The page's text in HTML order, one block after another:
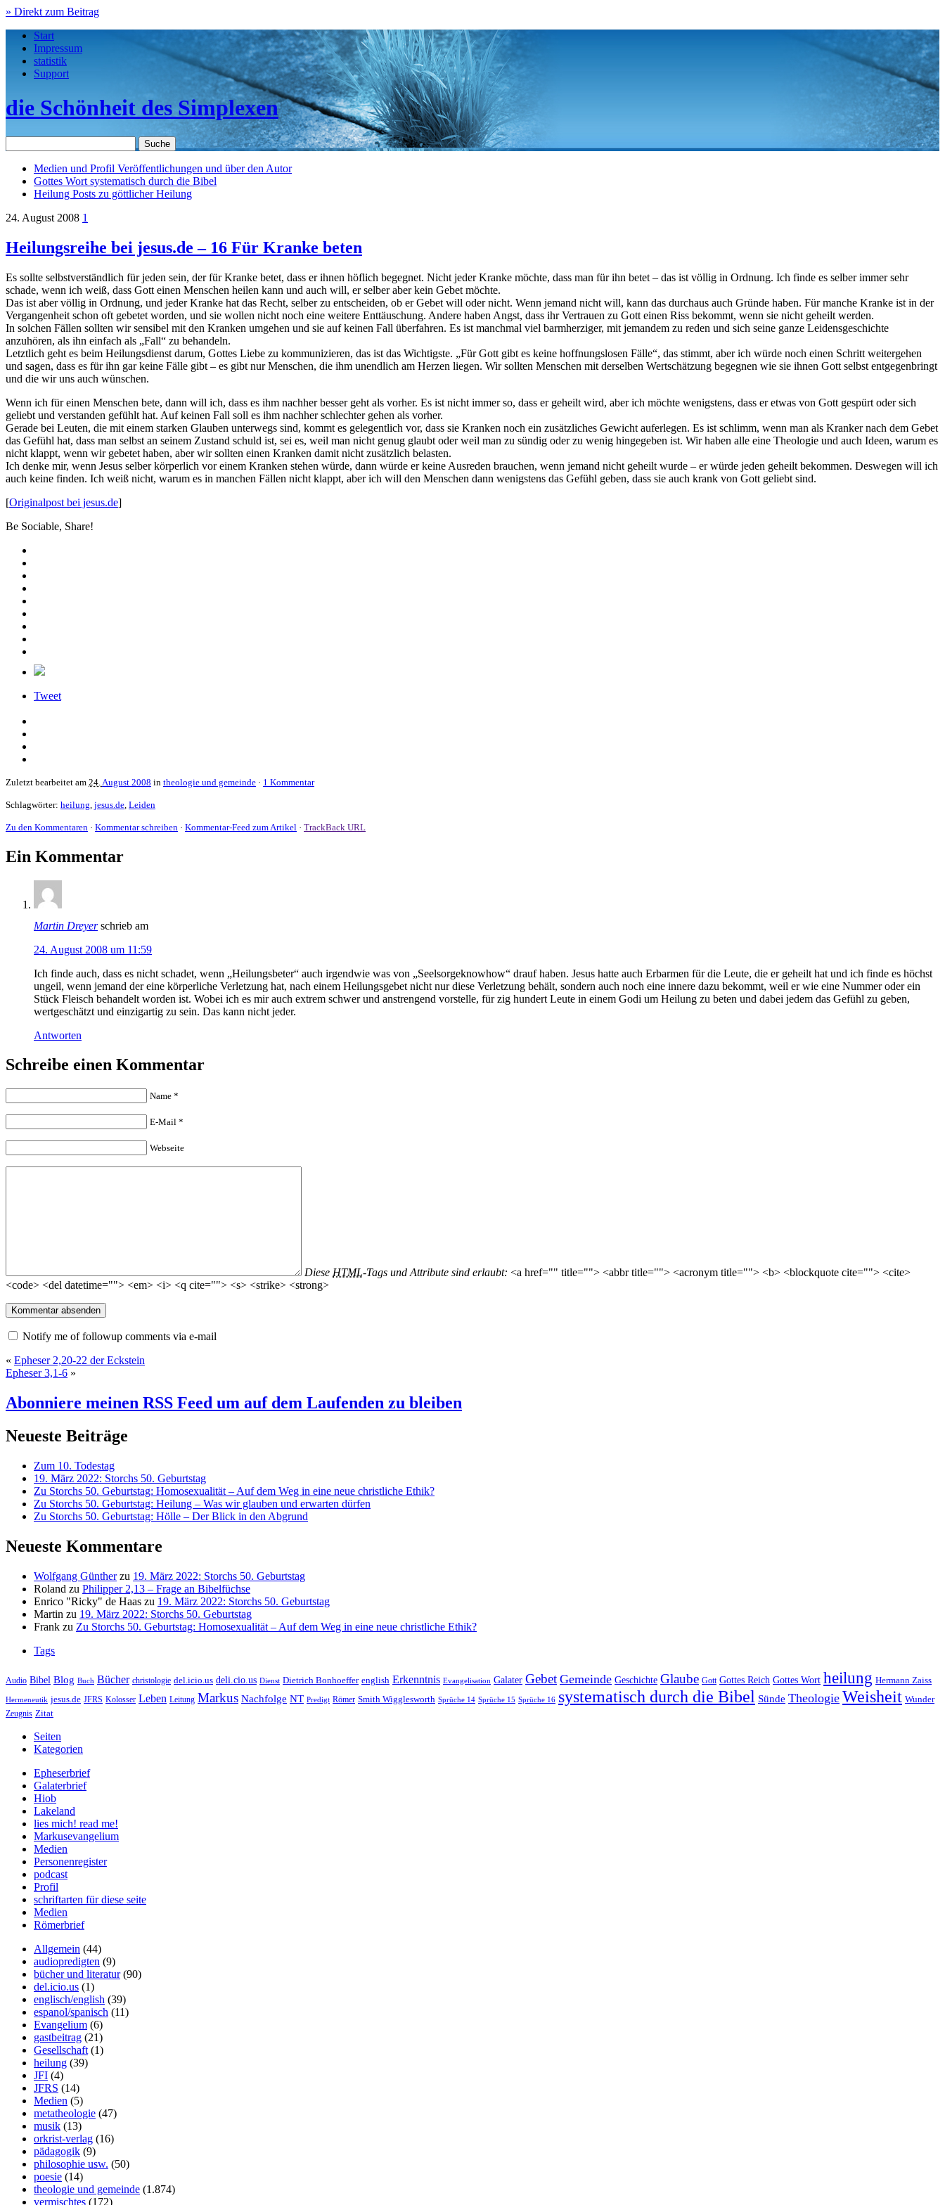
» Direkt zum Beitrag
Start
Impressum
statistik
Support
die Schönheit des Simplexen
Medien und Profil Veröffentlichungen und über den Autor
Gottes Wort systematisch durch die Bibel
Heilung Posts zu göttlicher Heilung
24. August 2008 1
Heilungsreihe bei jesus.de – 16 Für Kranke beten
Es sollte selbstverständlich für jeden sein, der für Kranke betet, dass er ihnen höflich begegnet. Nicht jeder Kranke möchte, dass man für ihn betet – das ist völlig in Ordnung. Ich finde es selber immer sehr
schade, wenn ich weiß, dass Gott einen Menschen heilen kann und auch will, er selber aber kein Gebet möchte.
Das ist aber völlig in Ordnung, und jeder Kranke hat das Recht, selber zu entscheiden, ob er Gebet will oder nicht. Wenn jemand nicht will, kann das durchaus auch Gründe haben. Für manche Kranke ist in der
Vergangenheit schon oft gebetet worden, und sie wollen nicht noch eine weitere Enttäuschung. Andere haben Angst, dass ihr Vertrauen zu Gott einen Riss bekommt, wenn sie nicht geheilt werden.
In solchen Fällen sollten wir sensibel mit den Kranken umgehen und sie auf keinen Fall überfahren. Es ist manchmal viel barmherziger, mit jemandem zu reden und sich seine ganze Leidensgeschichte
anzuhören, als ihn einfach als „Fall“ zu behandeln.
Letztlich geht es beim Heilungsdienst darum, Gottes Liebe zu kommunizieren, das ist das Wichtigste. „Für Gott gibt es keine hoffnungslosen Fälle“, das stimmt, aber ich würde noch einen Schritt weitergehen
und sagen, dass es für ihn gar keine Fälle gibt – es gibt nur Menschen, die ihm unendlich am Herzen liegen. Wir sollten Menschen mit derselben Wertschätzung begegnen wie sie ihnen Gott selbst entgegenbringt
und die wir uns auch wünschen.
Wenn ich für einen Menschen bete, dann will ich, dass es ihm nachher besser geht als vorher. Es ist nicht immer so, dass er geheilt wird, aber ich möchte wenigstens, dass er etwas von Gott gespürt oder sich
geliebt und verstanden gefühlt hat. Auf keinen Fall soll es ihm nachher schlechter gehen als vorher.
Gerade bei Leuten, die mit einem starken Glauben unterwegs sind, kommt es gelegentlich vor, dass sie Kranken noch ein zusätzliches Gewicht auferlegen. Es ist schlimm, wenn man als Kranker nach dem Gebet
das Gefühl hat, dass man selbst an seinem Zustand schuld ist, sei es, weil man nicht genug glaubt oder weil man zu sündig oder zu wenig hingegeben ist. Wir haben alle eine Theologie und auch Ideen, warum es
nicht klappt, wenn wir gebetet haben, aber wir sollten einen Kranken damit nicht zusätzlich belasten.
Ich denke mir, wenn Jesus selber körperlich vor einem Kranken stehen würde, dann würde er keine Ausreden brauchen, wenn jemand nicht geheilt wurde – er würde jeden geheilt bekommen. Deswegen will ich
auch keine finden. Ich weiß nicht, warum es in manchen Fällen nicht klappt, aber ich will den Menschen dann wenigstens das Gefühl geben, dass sie auch krank von Gott geliebt sind.
[Originalpost bei jesus.de]
Be Sociable, Share!
Tweet
Zuletzt bearbeitet am 24. August 2008 in theologie und gemeinde · 1 Kommentar
Schlagwörter: heilung jesus.de Leiden
Zu den Kommentaren · Kommentar schreiben · Kommentar-Feed zum Artikel · TrackBack URL
Ein Kommentar
Martin Dreyer schrieb am
24. August 2008 um 11:59
Ich finde auch, dass es nicht schadet, wenn „Heilungsbeter“ auch irgendwie was von „Seelsorgeknowhow“ drauf haben. Jesus hatte auch Erbarmen für die Leute, die er geheilt hat und ich finde es höchst
ungeil, wenn jemand der eine körperliche Verletzung hat, nach einem Heilungsgebet nicht nur diese Verletzung behält, sondern auch noch eine innere dazu bekommt, weil er wie eine Nummer oder ein
Stück Fleisch behandelt worden ist. Wobei ich es mir auch extrem schwer und anstrengend vorstelle, für zig hundert Leute in einem Godi um Heilung zu beten und dabei jedem das Gefühl zu geben,
wertgeschätzt und einzigartig zu sein. Das kann nicht jeder.
Antworten
Schreibe einen Kommentar
Name *
E-Mail *
Webseite
Diese HTML-Tags und Attribute sind erlaubt: <a href="" title=""> <abbr title=""> <acronym title=""> <b> <blockquote cite=""> <cite>
<code> <del datetime=""> <em> <i> <q cite=""> <s> <strike> <strong>
Notify me of followup comments via e-mail
« Epheser 2,20-22 der Eckstein
Epheser 3,1-6 »
Abonniere meinen RSS Feed um auf dem Laufenden zu bleiben
Neueste Beiträge
Zum 10. Todestag
19. März 2022: Storchs 50. Geburtstag
Zu Storchs 50. Geburtstag: Homosexualität – Auf dem Weg in eine neue christliche Ethik?
Zu Storchs 50. Geburtstag: Heilung – Was wir glauben und erwarten dürfen
Zu Storchs 50. Geburtstag: Hölle – Der Blick in den Abgrund
Neueste Kommentare
Wolfgang Güntherzu 19. März 2022: Storchs 50. Geburtstag
Roland zu Philipper 2,13 – Frage an Bibelfüchse
Enrico "Ricky" de Haas zu 19. März 2022: Storchs 50. Geburtstag
Martin zu 19. März 2022: Storchs 50. Geburtstag
Frank zu Zu Storchs 50. Geburtstag: Homosexualität – Auf dem Weg in eine neue christliche Ethik?
Tags
Audio Bibel Blog Buch Bücher christologie del.icio.us deli.cio.us Dienst Dietrich Bonhoeffer english Erkenntnis Evangelisation Galater Gebet Gemeinde Geschichte Glaube Gott Gottes Reich Gottes Wort heilung Hermann Zaiss
Hermeneutik jesus.de JFRS Kolosser Leben Leitung Markus Nachfolge NT Predigt Römer Smith Wigglesworth Sprüche 14 Sprüche 15 Sprüche 16 systematisch durch die Bibel Sünde Theologie Weisheit Wunder
Zeugnis Zitat
Seiten
Kategorien
Epheserbrief
Galaterbrief
Hiob
Lakeland
lies mich! read me!
Markusevangelium
Medien
Personenregister
podcast
Profil
schriftarten für diese seite
Medien
Römerbrief
Allgemein (44)
audiopredigten (9)
bücher und literatur(90)
del.icio.us (1)
englisch/english (39)
espanol/spanisch (11)
Evangelium (6)
gastbeitrag (21)
Gesellschaft (1)
heilung (39)
JFI (4)
JFRS (14)
Medien (5)
metatheologie (47)
musik (13)
orkrist-verlag (16)
pädagogik (9)
philosophie usw. (50)
poesie (14)
theologie und gemeinde (1.874)
vermischtes (172)